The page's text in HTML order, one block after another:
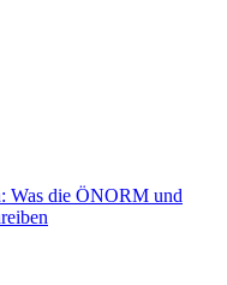
Was die ÖNORM und